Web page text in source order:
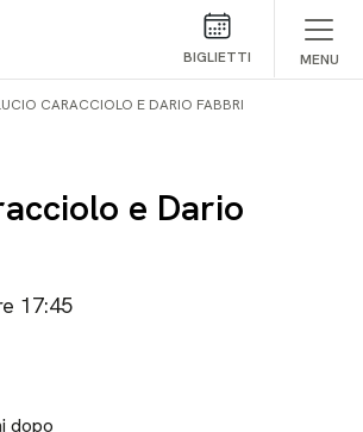
BIGLIETTI MENU
CARACCIOLO E DARIO FABBRI
e Dario
17:45
dopo